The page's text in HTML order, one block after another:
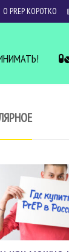
О PREP КОРОТКО